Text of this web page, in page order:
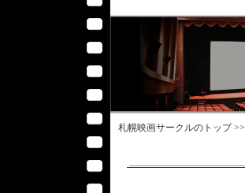
札幌映画サークルのトップ >>